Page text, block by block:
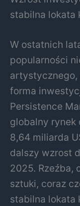
stabilna lokata
W ostatnich
popularności
artystycznego,
forma
Persistence
globalny rynek
8,64 miliarda
dalszy wzrost
2025. Rzeźba,
sztuki, coraz
stabilna lokata